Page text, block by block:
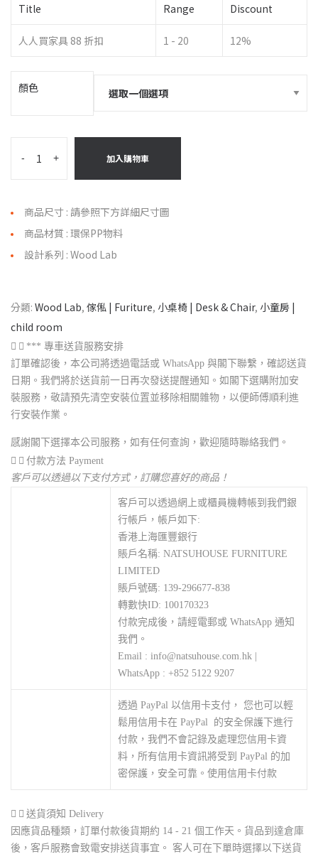
Title Range Discount
人人買家具 88 折扣 1 - 20 12%
顏色
- + 加入購物車
商品尺寸 : 請參照下方詳細尺寸圖
商品材質 : 環保PP物料
設計系列 : Wood Lab
分類: Wood Lab, 傢俬 | Furiture, 小桌椅 | Desk & Chair, 小童房 |
child room
*** 專車送貨服務安排
訂單確認後，本公司將透過電話或 WhatsApp 與閣下聯繫，確認送貨
日期。我們將於送貨前一日再次發送提醒通知。如閣下選購附加安
裝服務，敬請預先清空安裝位置並移除相關雜物，以便師傅順利進
行安裝作業。
感謝閣下選擇本公司服務，如有任何查詢，歡迎隨時聯絡我們。
付款方法 Payment
客戶可以透過以下支付方式，訂購您喜好的商品！
客戶可以透過網上或櫃員機轉帳到我們銀
行帳戶，帳戶如下:
香港上海匯豐銀行
賬戶名稱: NATSUHOUSE FURNITURE
LIMITED
賬戶號碼: 139-296677-838
轉數快ID: 100170323
付款完成後，請經電郵或 WhatsApp 通知
我們。
Email : info@natsuhouse.com.hk |
WhatsApp : +852 5122 9207
透過 PayPal 以信用卡支付， 您也可以輕
鬆用信用卡在 PayPal 的安全保護下進行
付款，我們不會記錄及處理您信用卡資
料，所有信用卡資訊將受到 PayPal 的加
密保護，安全可靠。使用信用卡付款
送貨須知 Delivery
因應貨品種類，訂單付款後貨期約 14 - 21 個工作天。貨品到達倉庫
後，客戶服務會致電安排送貨事宜。 客人可在下單時選擇以下送貨